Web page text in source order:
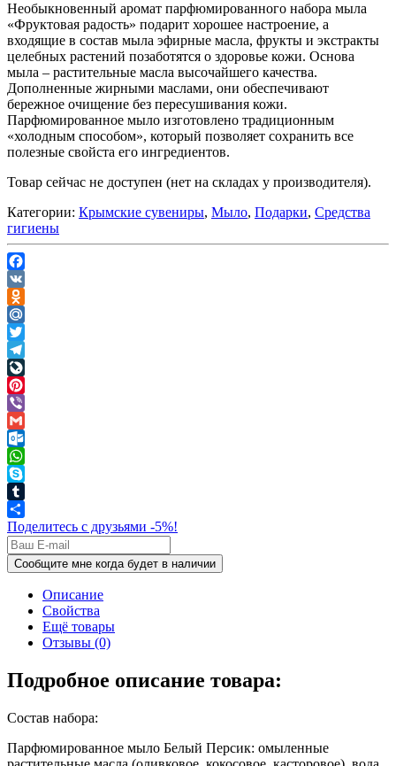
Необыкновенный аромат парфюмированного набора мыла
«Фруктовая радость» подарит хорошее настроение, а
входящие в состав мыла эфирные масла, фрукты и экстракты
целебных растений позаботятся о здоровье кожи. Основа
мыла – растительные масла высочайшего качества.
Дополненные жирными маслами, они обеспечивают
бережное очищение без пересушивания кожи.
Парфюмированное мыло изготовлено традиционным
«холодным способом», который позволяет сохранить все
полезные свойста его ингредиентов.
Товар сейчас не доступен (нет на складах у производителя).
Категории: Крымские сувениры, Мыло, Подарки, Средства
гигиены
Facebook
VK
Odnoklassniki
Mail.Ru
Twitter
Telegram
LiveJournal
Pinterest
Viber
Gmail
Outlook.com
WhatsApp
Skype
Tumblr
Поделитесь с друзьями -5%!
Описание
Свойства
Ещё товары
Отзывы (0)
Подробное описание товара:
Состав набора:
Парфюмированное мыло Белый Персик: омыленные